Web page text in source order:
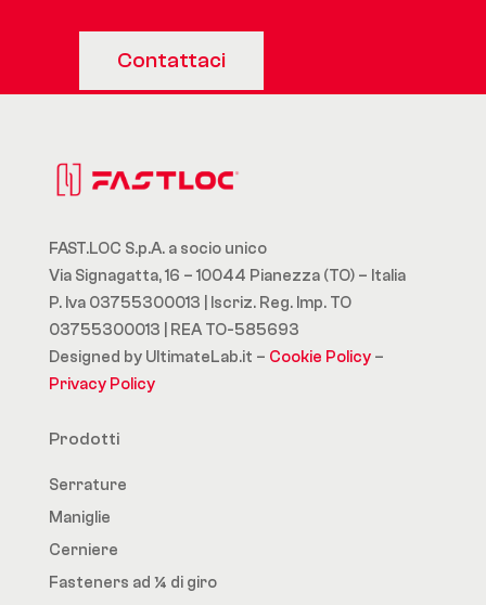
Contattaci
FAST.LOC S.p.A. a socio unico
Via Signagatta, 16 – 10044 Pianezza (TO) – Italia
P. Iva 03755300013 | Iscriz. Reg. Imp. TO
03755300013 | REA TO-585693
Designed by UltimateLab.it – Cookie Policy–
Privacy Policy
Prodotti
Serrature
Maniglie
Cerniere
Fasteners ad ¼ di giro